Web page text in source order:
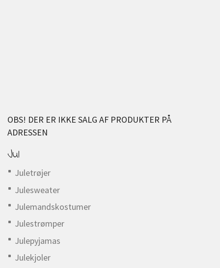
OBS! DER ER IKKE SALG AF PRODUKTER PÅ
ADRESSEN
Jul
Juletrøjer
Julesweater
Julemandskostumer
Julestrømper
Julepyjamas
Julekjoler